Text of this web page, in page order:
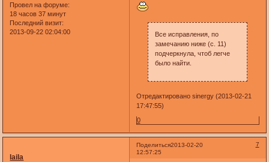
Провел на форуме:
18 часов 37 минут
Последний визит:
2013-09-22 02:04:00
Все исправления, по
замечанию ниже (с. 11)
подчеркнула, чтоб легче
было найти.
Отредактировано sinergy (2013-02-21
17:47:55)
0
Поделиться 7
2013-02-20
12:57:25
laila